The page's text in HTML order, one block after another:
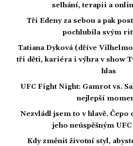
selhání, terapii a
Tři Edeny za sebou a pak
pochlubila svým
Tatiana Dyková (dříve
tři děti, kariéra i výhra v show
hlas
UFC Fight Night: Gamrot vs.
nejlepší
Nezvládl jsem to v hlavě. Čepo
jeho neúspěšným
Kdy změnit životní styl,